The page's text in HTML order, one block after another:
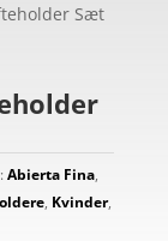
Sæt
Abierta Fina,
, Kvinder,